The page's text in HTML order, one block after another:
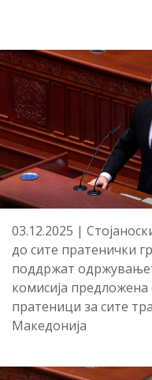
03.12.2025 |
до сите пратенички
поддржат
комисија предложена
пратеници за сите
Македонија